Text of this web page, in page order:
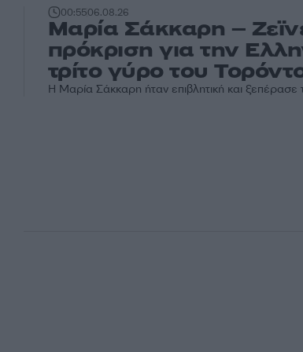
00:5506.08.26
Μαρία Σάκκαρη –
πρόκριση για την
τρίτο γύρο του
Η Μαρία Σάκκαρη ήταν επιβλητική και ξεπέρασε